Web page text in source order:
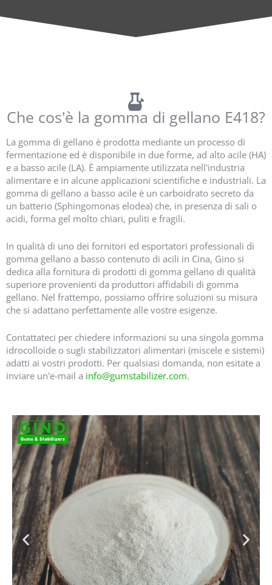
Che cos'è la gomma di gellano E418?
La gomma di gellano è prodotta mediante un processo di
fermentazione ed è disponibile in due forme, ad alto acile (HA)
e a basso acile (LA). È ampiamente utilizzata nell'industria
alimentare e in alcune applicazioni scientifiche e industriali. La
gomma di gellano a basso acile è un carboidrato secreto da
un batterio (Sphingomonas elodea) che, in presenza di sali o
acidi, forma gel molto chiari, puliti e fragili.
In qualità di uno dei fornitori ed esportatori professionali di
gomma gellano a basso contenuto di acili in Cina, Gino si
dedica alla fornitura di prodotti di gomma gellano di qualità
superiore provenienti da produttori affidabili di gomma
gellano. Nel frattempo, possiamo offrire soluzioni su misura
che si adattano perfettamente alle vostre esigenze.
Contattateci per chiedere informazioni su una singola gomma
idrocolloide o sugli stabilizzatori alimentari (miscele e sistemi)
adatti ai vostri prodotti. Per qualsiasi domanda, non esitate a
inviare un'e-mail a info@gumstabilizer.com.